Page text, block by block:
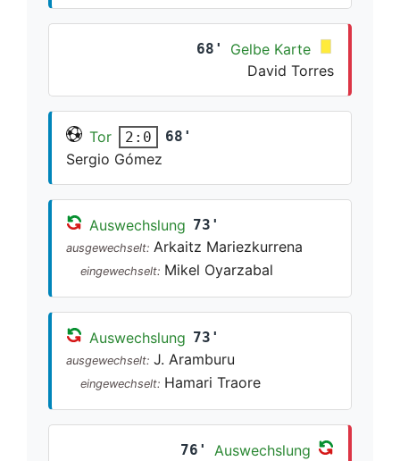
68'
Gelbe Karte
David Torres
Tor 2:0 68'
Sergio Gómez
Auswechslung 73'
ausgewechselt: Arkaitz Mariezkurrena
eingewechselt: Mikel Oyarzabal
Auswechslung 73'
ausgewechselt: J. Aramburu
eingewechselt: Hamari Traore
76' Auswechslung